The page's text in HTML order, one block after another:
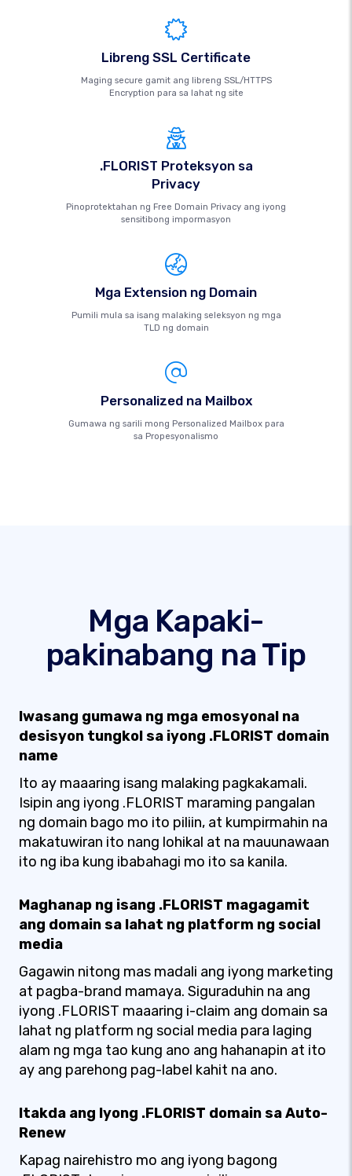
Libreng SSL Certificate
Maging secure gamit ang libreng SSL/HTTPS
Encryption para sa lahat ng site
.FLORIST Proteksyon sa
Privacy
Pinoprotektahan ng Free Domain Privacy ang iyong
sensitibong impormasyon
Mga Extension ng Domain
Pumili mula sa isang malaking seleksyon ng mga
TLD ng domain
Personalized na Mailbox
Gumawa ng sarili mong Personalized Mailbox para
sa Propesyonalismo
Mga Kapaki-
pakinabang na Tip
Iwasang gumawa ng mga emosyonal na
desisyon tungkol sa iyong .FLORIST domain
name
Ito ay maaaring isang malaking pagkakamali.
Isipin ang iyong .FLORIST maraming pangalan
ng domain bago mo ito piliin, at kumpirmahin na
makatuwiran ito nang lohikal at na mauunawaan
ito ng iba kung ibabahagi mo ito sa kanila.
Maghanap ng isang .FLORIST magagamit
ang domain sa lahat ng platform ng social
media
Gagawin nitong mas madali ang iyong marketing
at pagba-brand mamaya. Siguraduhin na ang
iyong .FLORIST maaaring i-claim ang domain sa
lahat ng platform ng social media para laging
alam ng mga tao kung ano ang hahanapin at ito
ay ang parehong pag-label kahit na ano.
Itakda ang Iyong .FLORIST domain sa Auto-
Renew
Kapag nairehistro mo ang iyong bagong